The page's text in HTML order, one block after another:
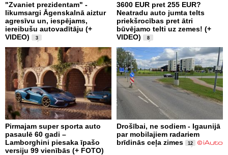
"Zvaniet prezidentam" -
likumsargi Āgenskalnā aiztur
agresīvu un, iespējams,
iereibušu autovadītāju (+
VIDEO)
3
3600 EUR pret 255 EUR?
Neatradu auto jumta telts
priekšrocības pret ātri
būvējamo telti uz zemes! (+
VIDEO)
8
Pirmajam super sporta auto
pasaulē 60 gadi –
Lamborghini piesaka īpašo
versiju 99 vienībās (+ FOTO)
Drošībai, ne sodiem - Igaunijā
par mobilajiem radariem
brīdinās ceļa zimes
12